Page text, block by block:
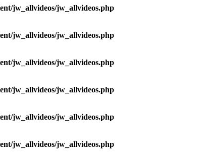
jw_allvideos/jw_allvideos.php
jw_allvideos/jw_allvideos.php
jw_allvideos/jw_allvideos.php
jw_allvideos/jw_allvideos.php
jw_allvideos/jw_allvideos.php
jw_allvideos/jw_allvideos.php